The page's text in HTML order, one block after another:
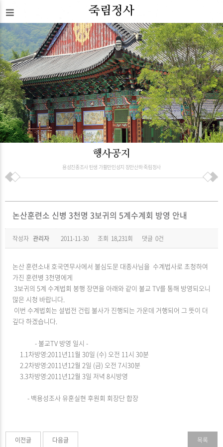
죽림정사
행사공지
용성진종조사 탄생 가활만인성지 장안산하 죽림정사
논산훈련소 신병 3천명 3보귀의 5계수계회 방영 안내
작성자 관리자 2011-11-30 조회 18,231회 댓글 0건
논산 훈련소내 호국연무사에서 불심도문 대종사님을 수계법사로 초청하여
가진 훈련병 3천명에게
3보귀의 5계 수계법회 봉행 장면을 아래와 같이 불교 TV를 통해 방영되오니
많은 시청 바랍니다.
이번 수계법회는 설법전 건립 불사가 진행되는 가운데 거행되어 그 뜻이 더
깊다 하겠습니다.
- 불교TV 방영 일시 -
1.1차방영:2011년11월 30일 (수) 오전 11시 30분
2.2차방영:2011년12월 2일 (금) 오전 7시30분
3.3차방영:2011년12월 3일 저녁 8시방영
- 백용성조사 유훈실현 후원회 회장단 합장
이전글 다음글 목록